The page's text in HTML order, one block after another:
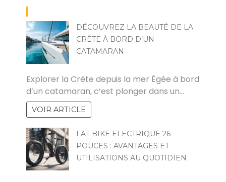
DÉCOUVREZ LA BEAUTÉ DE LA
CRÈTE À BORD D’UN
CATAMARAN
Explorer la Crète depuis la mer Égée à bord
d’un catamaran, c’est plonger dans un…
VOIR ARTICLE
FAT BIKE ELECTRIQUE 26
POUCES : AVANTAGES ET
UTILISATIONS AU QUOTIDIEN